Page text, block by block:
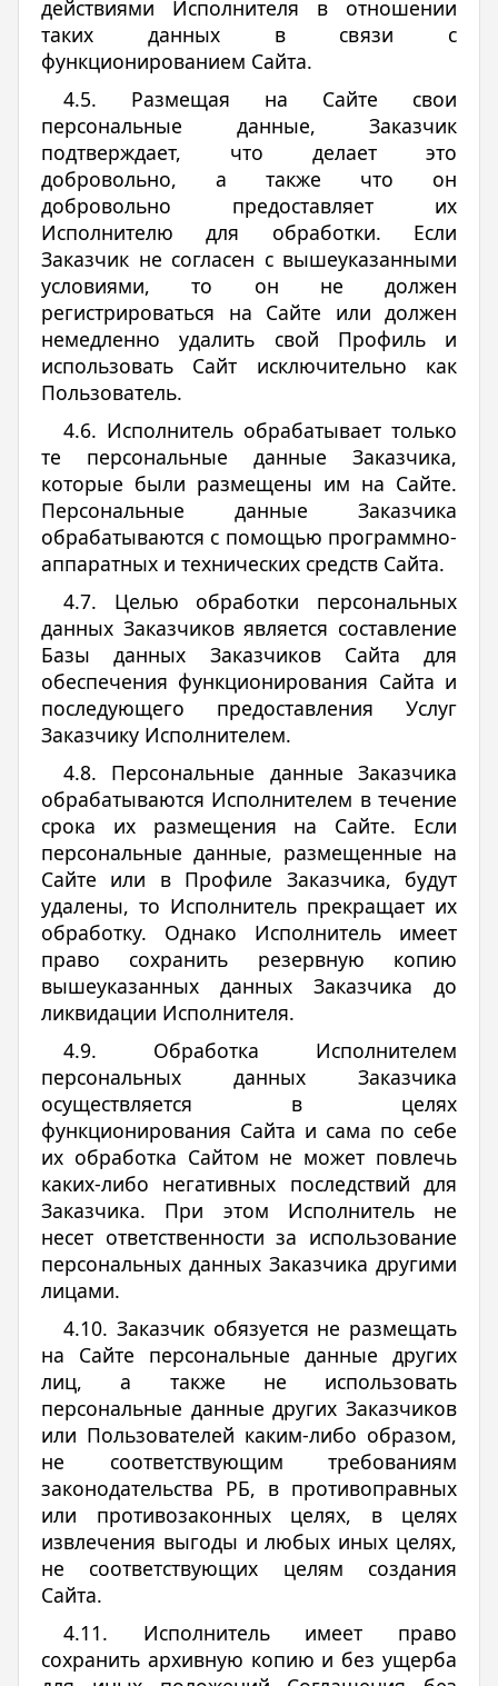
действиями Исполнителя в отношении
таких данных в связи с
функционированием Сайта.
4.5. Размещая на Сайте свои
персональные данные, Заказчик
подтверждает, что делает это
добровольно, а также что он
добровольно предоставляет их
Исполнителю для обработки. Если
Заказчик не согласен с вышеуказанными
условиями, то он не должен
регистрироваться на Сайте или должен
немедленно удалить свой Профиль и
использовать Сайт исключительно как
Пользователь.
4.6. Исполнитель обрабатывает только
те персональные данные Заказчика,
которые были размещены им на Сайте.
Персональные данные Заказчика
обрабатываются с помощью программно-
аппаратных и технических средств Сайта.
4.7. Целью обработки персональных
данных Заказчиков является составление
Базы данных Заказчиков Сайта для
обеспечения функционирования Сайта и
последующего предоставления Услуг
Заказчику Исполнителем.
4.8. Персональные данные Заказчика
обрабатываются Исполнителем в течение
срока их размещения на Сайте. Если
персональные данные, размещенные на
Сайте или в Профиле Заказчика, будут
удалены, то Исполнитель прекращает их
обработку. Однако Исполнитель имеет
право сохранить резервную копию
вышеуказанных данных Заказчика до
ликвидации Исполнителя.
4.9. Обработка Исполнителем
персональных данных Заказчика
осуществляется в целях
функционирования Сайта и сама по себе
их обработка Сайтом не может повлечь
каких-либо негативных последствий для
Заказчика. При этом Исполнитель не
несет ответственности за использование
персональных данных Заказчика другими
лицами.
4.10. Заказчик обязуется не размещать
на Сайте персональные данные других
лиц, а также не использовать
персональные данные других Заказчиков
или Пользователей каким-либо образом,
не соответствующим требованиям
законодательства РБ, в противоправных
или противозаконных целях, в целях
извлечения выгоды и любых иных целях,
не соответствующих целям создания
Сайта.
4.11. Исполнитель имеет право
сохранить архивную копию и без ущерба